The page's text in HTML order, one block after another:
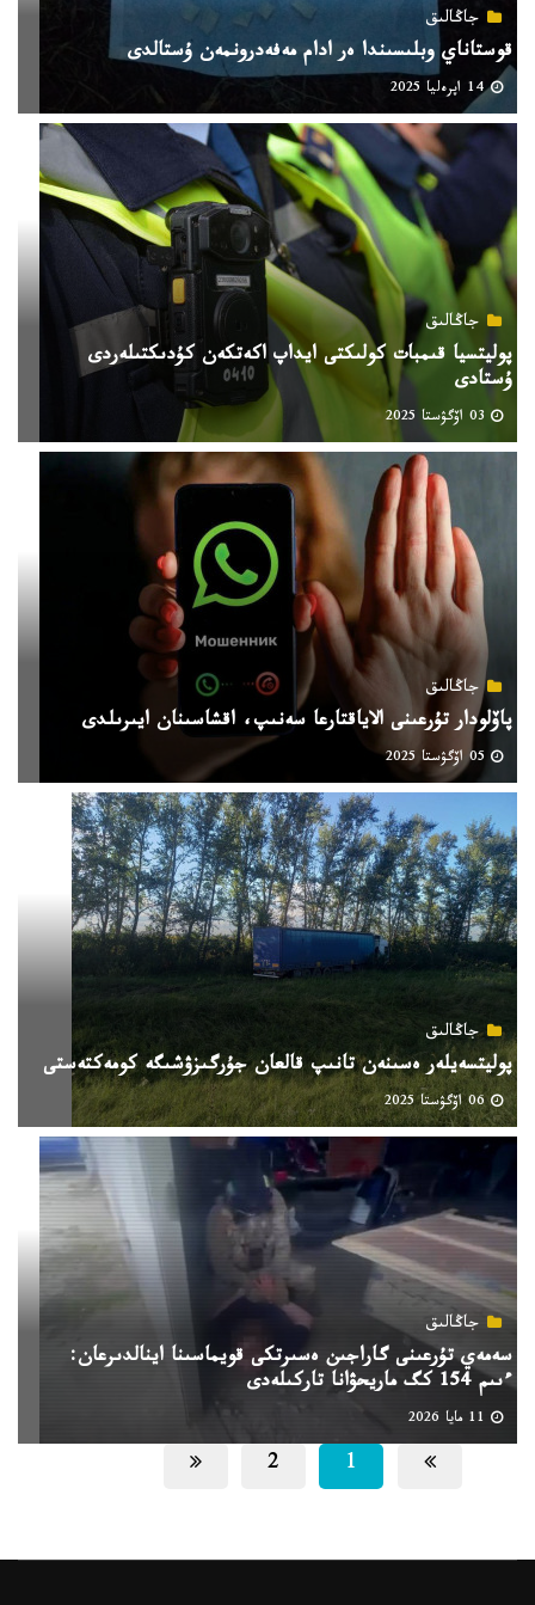
جاڭالىق
قوستاناي وبلىسىندا ەر ادام مەفەدرونمەن ۇستالدى
14 اپرەليا 2025
جاڭالىق
پوليتسيا قىمبات كولىكتى ايداپ اكەتكەن كۇدىكتىلەردى
ۇستادى
جاڭالىق
پاۆلودار تۇرعىنى الاياقتارعا سەنىپ، اقشاسىنان ايىرىلدى
جاڭالىق
پوليتسەيلەر ەسىنەن تانىپ قالعان جۇرگىزۋشىگە كومەكتەستى
06 اۆگۋستا 2025
جاڭالىق
سەمەي تۇرعىنى گاراجىن ەسىرتكى قويماسىنا اينالدىرعان:
ءىىم 154 كگ ماريحۋانا تاركىلەدى
1
2